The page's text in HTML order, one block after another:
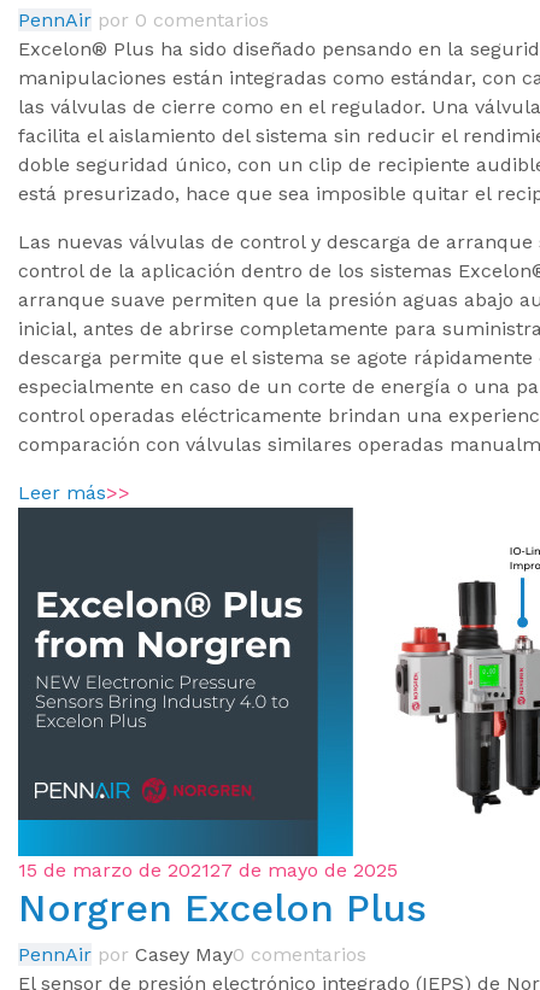
PennAir por 0 comentarios
Excelon® Plus ha sido diseñado pensando en la
manipulaciones están integradas como estándar, con
las válvulas de cierre como en el regulador. Una
facilita el aislamiento del sistema sin reducir el
doble seguridad único, con un clip de recipiente
está presurizado, hace que sea imposible quitar el
Las nuevas válvulas de control y descarga de
control de la aplicación dentro de los sistemas
arranque suave permiten que la presión aguas abajo
inicial, antes de abrirse completamente para
descarga permite que el sistema se agote rápidamente
especialmente en caso de un corte de energía o una
control operadas eléctricamente brindan una
comparación con válvulas similares operadas
Leer más>>
15 de marzo de 202127 de mayo de 2025
Norgren Excelon Plus
PennAir por Casey May0 comentarios
El sensor de presión electrónico integrado (IEPS) de